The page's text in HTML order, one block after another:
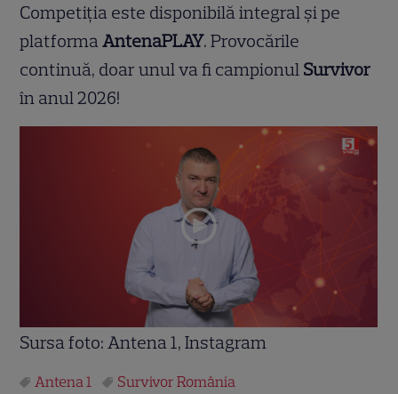
Competiția este disponibilă integral și pe
platformaAntenaPLAY. Provocările
continuă, doar unul va fi campionul Survivor
în anul 2026!
Sursa foto: Antena 1, Instagram
Antena 1 Survivor România